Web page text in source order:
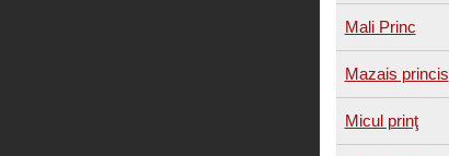
Mali Princ
Mazais princis
Micul prinţ